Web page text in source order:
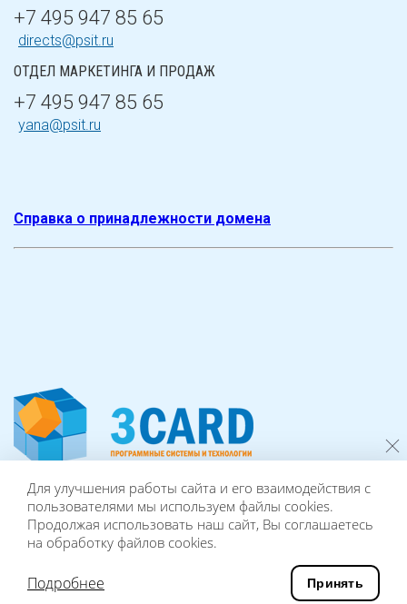
+7 495 947 85 65
directs@psit.ru
ОТДЕЛ МАРКЕТИНГА И ПРОДАЖ
+7 495 947 85 65
yana@psit.ru
Справка о принадлежности домена
© 2006-2024 ПРОГРАММНЫЕ СИСТЕМЫ И ТЕХНОЛОГИИ ВСЕ
ПРАВА ЗАЩИЩЕНЫ.
ПОЛИТИКА КОНФИДЕНЦИАЛЬНОСТИ
© РАЗРАБОТКА И ДИЗАЙН САЙТА «ИНФОДИЗАЙН» 2018
Для улучшения работы сайта и его взаимодействия с
пользователями мы используем файлы cookies.
Продолжая использовать наш сайт, Вы соглашаетесь
на обработку файлов cookies.
Подробнее Принять